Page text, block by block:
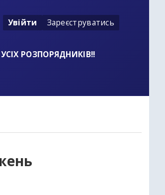
Увійти Зареєструватись
РОЗПОРЯДНИКІВ!!